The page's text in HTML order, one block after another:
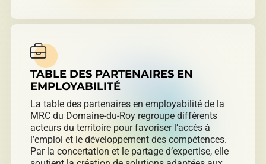
TABLE DES PARTENAIRES EN
EMPLOYABILITÉ
La table des partenaires en employabilité de la
MRC du Domaine-du-Roy regroupe différents
acteurs du territoire pour favoriser l’accès à
l’emploi et le développement des compétences.
Par la concertation et le partage d’expertise, elle